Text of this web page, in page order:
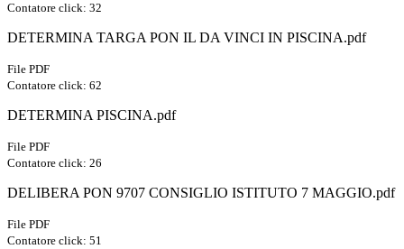
Contatore click: 32
DETERMINA TARGA PON IL DA VINCI IN PISCINA.pdf
File PDF
Contatore click: 62
DETERMINA PISCINA.pdf
File PDF
Contatore click: 26
DELIBERA PON 9707 CONSIGLIO ISTITUTO 7 MAGGIO.pdf
File PDF
Contatore click: 51